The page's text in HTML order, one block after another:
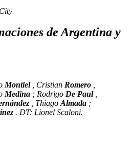
de Argentina y
Montiel, Cristian Romero
Medina ; Rodrigo De Paul,
, Thiago Almada ;
. DT: Lionel Scaloni.